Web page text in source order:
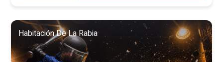
Habitación De La Rabia